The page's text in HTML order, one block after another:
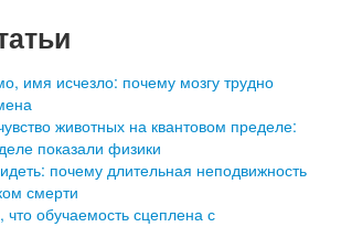
имя исчезло: почему мозгу трудно
животных на квантовом пределе:
показали физики
почему длительная неподвижность
смерти
обучаемость сцеплена с